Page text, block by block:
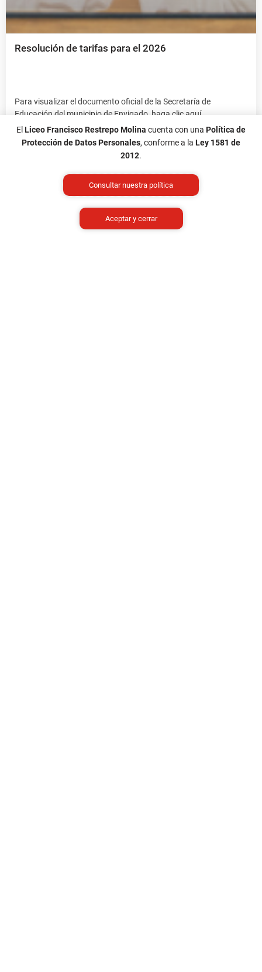
Resolución de tarifas para el 2026
Para visualizar el documento oficial de la Secretaría de
Educación del municipio de Envigado, haga clic aquí.
El Liceo Francisco Restrepo Molina cuenta con una Política de
Protección de Datos Personales, conforme a la Ley 1581 de
2012.
Consultar nuestra política
Aceptar y cerrar